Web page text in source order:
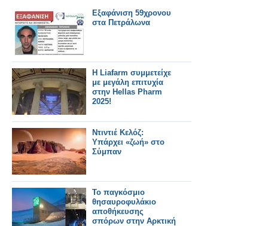
Εξαφάνιση 59χρονου
στα Πετράλωνα
H Liafarm συμμετείχε
με μεγάλη επιτυχία
στην Hellas Pharm
2025!
Ντιντιέ Κελόζ:
Υπάρχει «ζωή» στο
Σύμπαν
Το παγκόσμιο
θησαυροφυλάκιο
αποθήκευσης
σπόρων στην Αρκτική